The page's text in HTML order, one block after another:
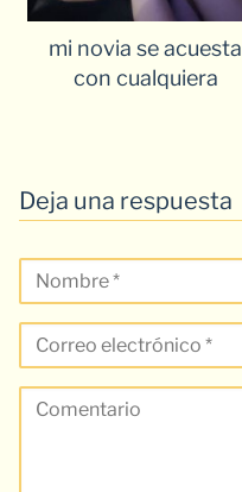
mi novia se acuesta
con cualquiera
Deja una respuesta